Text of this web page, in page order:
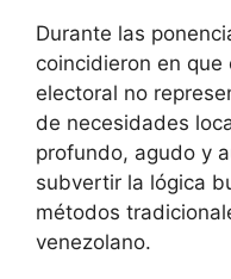
Durante las
coincidieron en
electoral no
de necesidades
profundo, agudo y
subvertir la lógica
métodos
venezolano.